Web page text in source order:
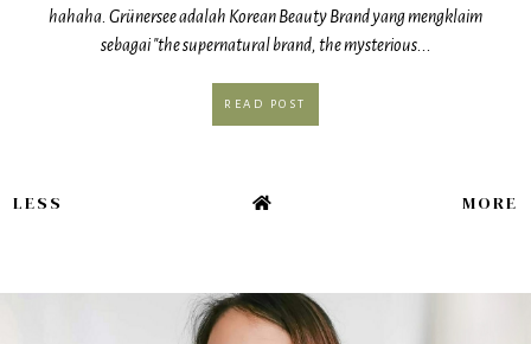
hahaha. Grünersee adalah Korean Beauty Brand yang mengklaim
sebagai "the supernatural brand, the mysterious...
READ POST
LESS MORE